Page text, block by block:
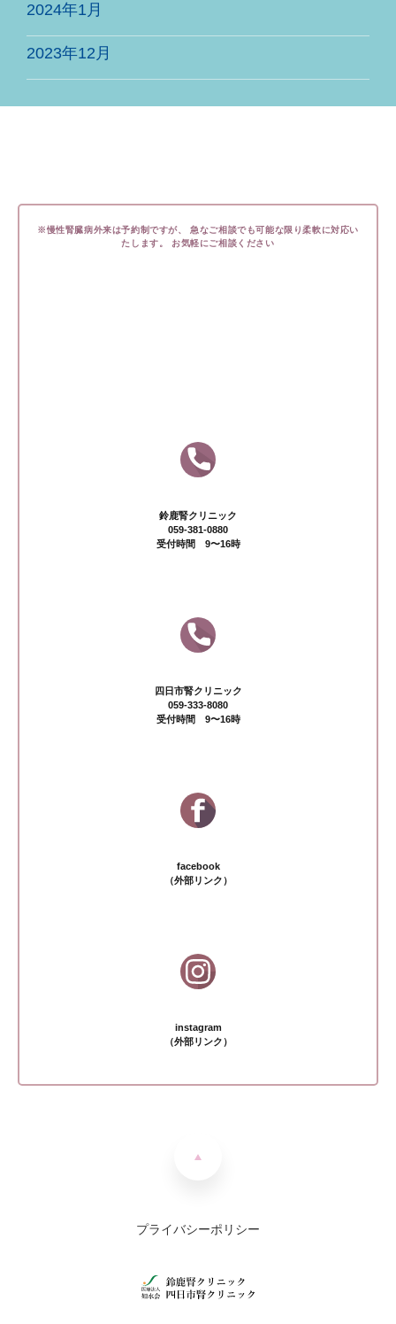
2024年1月
2023年12月
※慢性腎臓病外来は予約制ですが、
急なご相談でも可能な限り柔軟に対応い
たします。
お気軽にご相談ください
鈴鹿腎クリニック
059-381-0880
受付時間 9〜16時
四日市腎クリニック
059-333-8080
受付時間 9〜16時
facebook
（外部リンク）
instagram
（外部リンク）
プライバシーポリシー